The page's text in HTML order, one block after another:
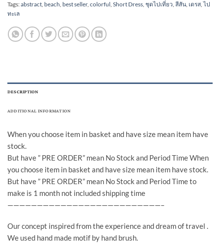
Tags:abstract, beach, best seller, colorful, Short Dress, ชุดไปเที่ยว, สีสัน, เดรส,ไป
ทะเล
DESCRIPTION
ADDITIONAL INFORMATION
When you choose item in basket and have size mean item have
stock.
But have ” PRE ORDER” mean No Stock and Period Time When
you choose item in basket and have size mean item have stock.
But have ” PRE ORDER” mean No Stock and Period Time to
make is 1 month not included shipping time
——————————————————————————–
Our concept inspired from the experience and dream of travel .
We used hand made motif by hand brush.